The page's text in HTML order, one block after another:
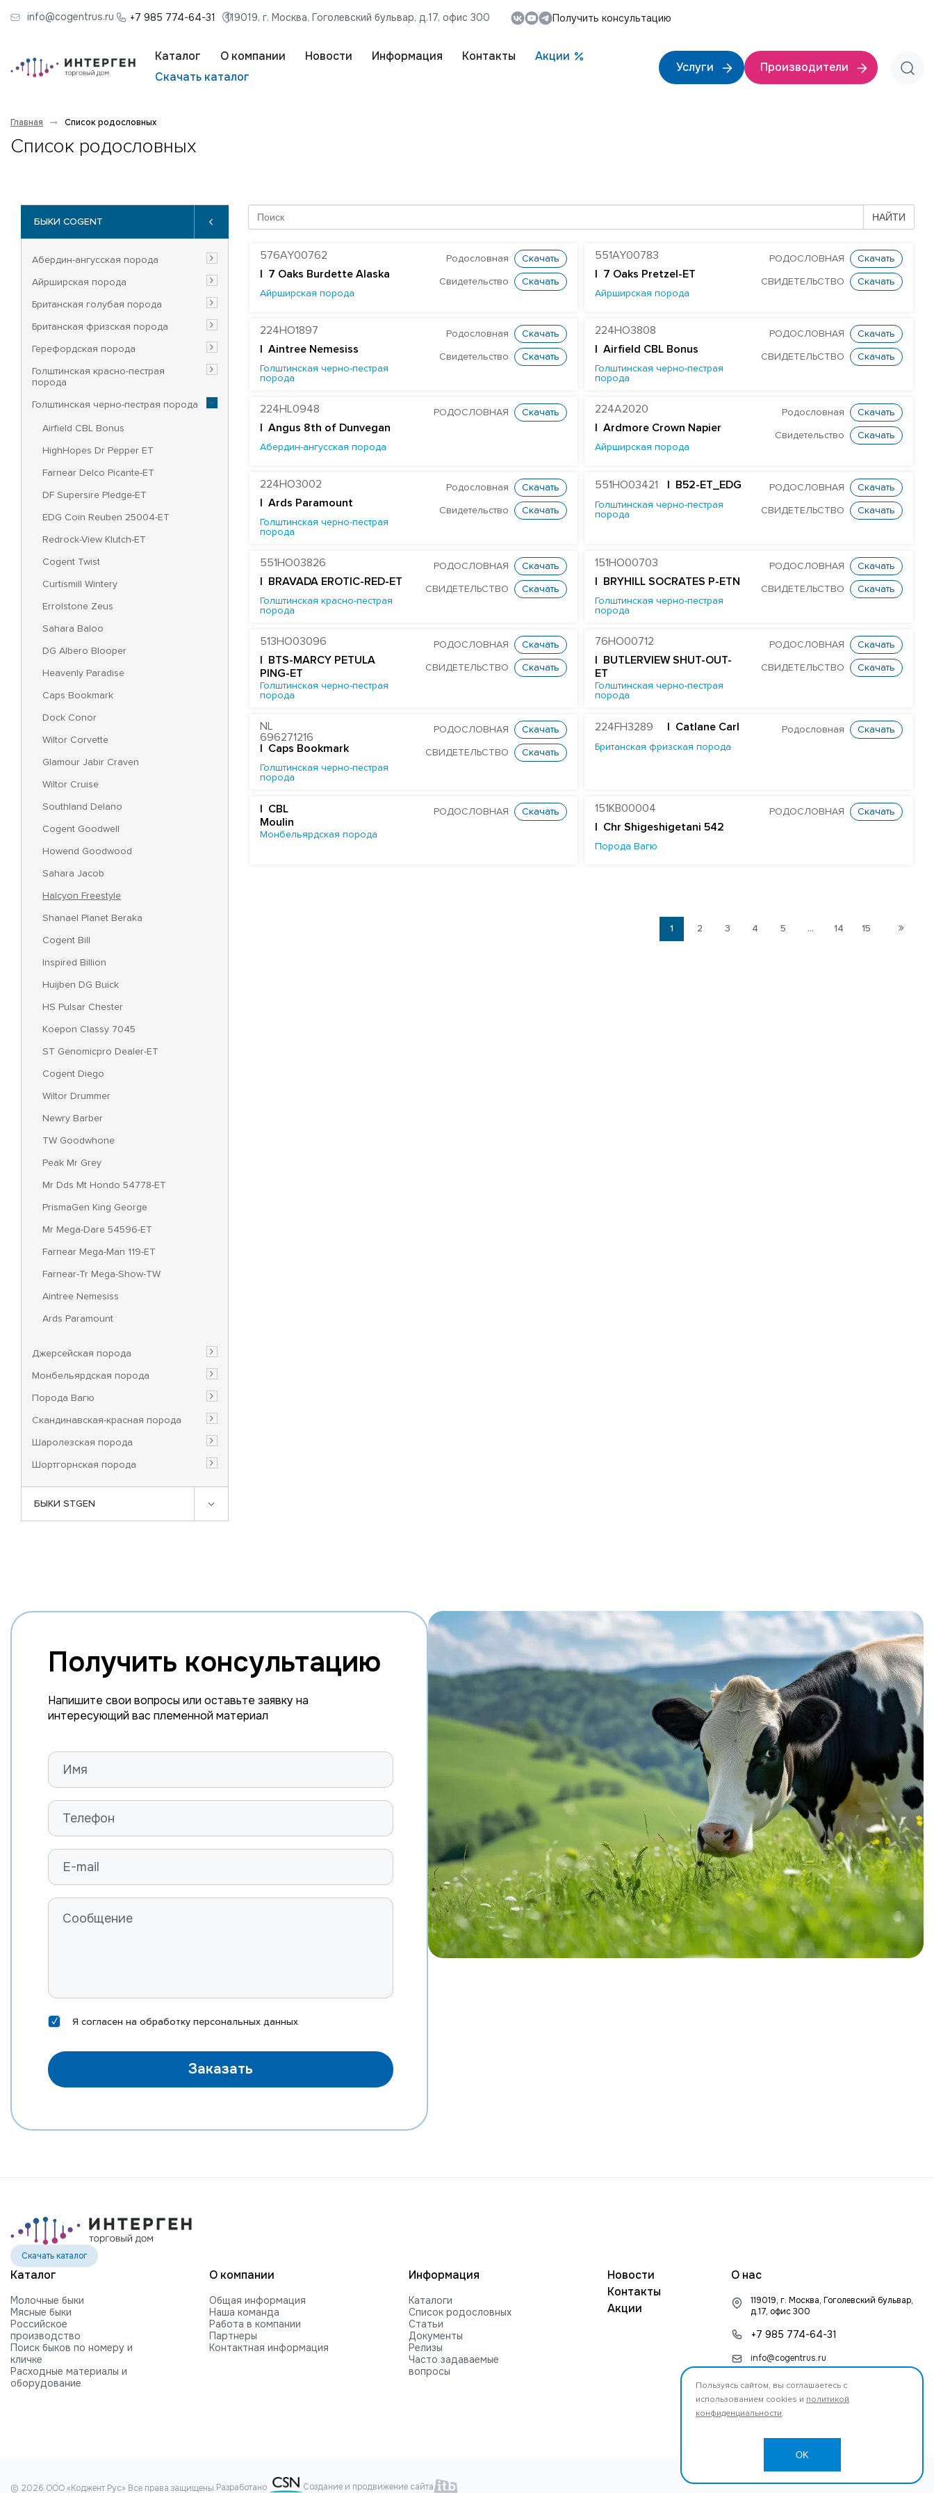
info@cogentrus.ru +7 985 774-64-31 119019, г. Москва, Гоголевский бульвар, д.17, офис 300 Получить консультацию
Каталог О компании Новости Информация Контакты
Акции
Скачать каталог
Услуги Производители
Главная Список родословных
Список родословных
БЫКИ COGENT
Абердин-ангусская порода
Айрширская порода
Британская голубая порода
Британская фризская порода
Герефордская порода
Голштинская красно-пестрая
порода
Голштинская черно-пестрая порода
Airfield CBL Bonus
HighHopes Dr Pepper ET
Farnear Delco Picante-ET
DF Supersire Pledge-ET
EDG Coin Reuben 25004-ET
Redrock-View Klutch-ET
Cogent Twist
Curtismill Wintery
Errolstone Zeus
Sahara Baloo
DG Albero Blooper
Heavenly Paradise
Caps Bookmark
Dock Conor
Wiltor Corvette
Glamour Jabir Craven
Wiltor Cruise
Southland Delano
Cogent Goodwell
Howend Goodwood
Sahara Jacob
Halcyon Freestyle
Shanael Planet Beraka
Cogent Bill
Inspired Billion
Huijben DG Buick
HS Pulsar Chester
Koepon Classy 7045
ST Genomicpro Dealer-ET
Cogent Diego
Wiltor Drummer
Newry Barber
TW Goodwhone
Peak Mr Grey
Mr Dds Mt Hondo 54778-ET
PrismaGen King George
Mr Mega-Dare 54596-ET
Farnear Mega-Man 119-ET
Farnear-Tr Mega-Show-TW
Aintree Nemesiss
Ards Paramount
Джерсейская порода
Монбельярдская порода
Порода Вагю
Скандинавская-красная порода
Шаролезская порода
Шортгорнская порода
БЫКИ STGEN
НАЙТИ
576AY00762
7 Oaks Burdette Alaska
Айрширская порода
Родословная Скачать
Свидетельство Скачать
551AY00783
| 7 Oaks Pretzel-ET
Айрширская порода
РОДОСЛОВНАЯ Скачать
СВИДЕТЕЛЬСТВО Скачать
224HO1897
Aintree Nemesiss
Голштинская черно-пестрая
порода
Родословная Скачать
Свидетельство Скачать
224HO3808
| Airfield CBL Bonus
Голштинская черно-пестрая
порода
РОДОСЛОВНАЯ Скачать
СВИДЕТЕЛЬСТВО Скачать
224HL0948
| Angus 8th of Dunvegan
Абердин-ангусская порода
РОДОСЛОВНАЯ Скачать
224A2020
|Ardmore Crown Napier
Айрширская порода
Родословная Скачать
Свидетельство Скачать
224HO3002
Ards Paramount
Голштинская черно-пестрая
порода
Родословная Скачать
Свидетельство Скачать
551HO03421 | B52-ET_EDG
Голштинская черно-пестрая
порода
РОДОСЛОВНАЯ Скачать
СВИДЕТЕЛЬСТВО Скачать
551HO03826
| BRAVADA EROTIC-RED-ET
Голштинская красно-пестрая
порода
РОДОСЛОВНАЯ Скачать
СВИДЕТЕЛЬСТВО Скачать
151HO00703
| BRYHILL SOCRATES P-ETN
Голштинская черно-пестрая
порода
РОДОСЛОВНАЯ Скачать
СВИДЕТЕЛЬСТВО Скачать
513HO03096
| BTS-MARCY PETULA
PING-ET
Голштинская черно-пестрая
порода
РОДОСЛОВНАЯ Скачать
СВИДЕТЕЛЬСТВО Скачать
76HO00712
| BUTLERVIEW SHUT-OUT-
ET
Голштинская черно-пестрая
порода
РОДОСЛОВНАЯ Скачать
СВИДЕТЕЛЬСТВО Скачать
NL
696271216
| Caps Bookmark
Голштинская черно-пестрая
порода
РОДОСЛОВНАЯ Скачать
СВИДЕТЕЛЬСТВО Скачать
224FH3289 | Catlane Carl
Британская фризская порода
Родословная Скачать
| CBL
Moulin
Монбельярдская порода
РОДОСЛОВНАЯ Скачать
151KB00004
| Chr Shigeshigetani 542
Порода Вагю
РОДОСЛОВНАЯ Скачать
1 2 3 4 5 ... 14 15
Получить консультацию
Напишите свои вопросы или оставьте заявку на
интересующий вас племенной материал
Я согласен на обработку персональных данных
Заказать
Скачать каталог
Каталог
Молочные быки
Мясные быки
Российское
производство
Поиск быков по номеру и
кличке
Расходные материалы и
оборудование
О компании
Общая информация
Наша команда
Работа в компании
Партнеры
Контактная информация
Информация
Каталоги
Список родословных
Статьи
Документы
Релизы
Часто задаваемые
вопросы
Новости
Контакты
Акции
О нас
119019, г. Москва, Гоголевский бульвар,
д.17, офис 300
+7 985 774-64-31
info@cogentrus.ru
© 2026 ООО «Коджент Рус» Все права защищены.Разработано Создание и продвижение сайта
Пользуясь сайтом, вы соглашаетесь с
использованием cookies и политикой
конфиденциальности.
OK